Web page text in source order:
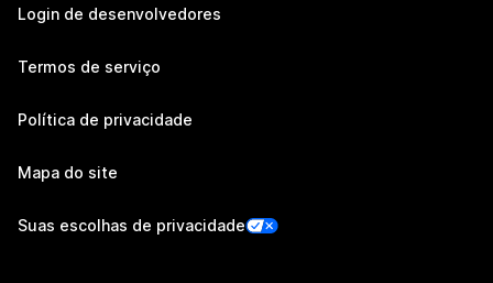
Login de desenvolvedores
Termos de serviço
Política de privacidade
Mapa do site
Suas escolhas de privacidade